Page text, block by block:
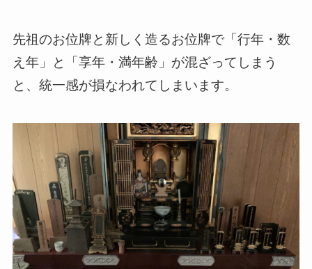
先祖のお位牌と新しく造るお位牌で「行年・数
え年」と「享年・満年齢」が混ざってしまう
と、統一感が損なわれてしまいます。